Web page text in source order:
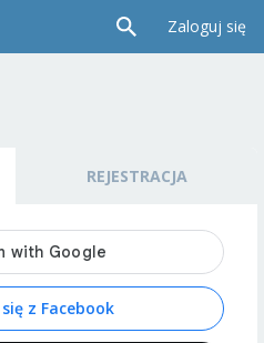
Zaloguj się
REJESTRACJA
z Facebook